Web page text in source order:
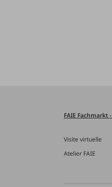
FAIE Fachmarkt
Visite virtuelle
Atelier FAIE